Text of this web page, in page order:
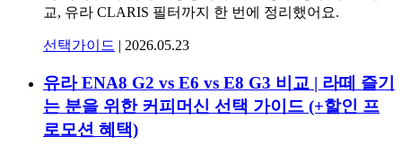
교, 유라 CLARIS 필터까지 한 번에 정리했어요.
선택가이드 | 2026.05.23
유라 ENA8 G2 vs E6 vs E8 G3 비교 | 라떼 즐기
는 분을 위한 커피머신 선택 가이드 (+할인 프
로모션 혜택)